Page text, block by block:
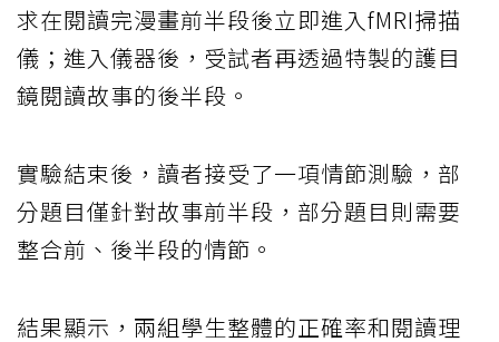
求在閱讀完漫畫前半段後立即進入fMRI掃描
儀；進入儀器後，受試者再透過特製的護目
鏡閱讀故事的後半段。
實驗結束後，讀者接受了一項情節測驗，部
分題目僅針對故事前半段，部分題目則需要
整合前、後半段的情節。
結果顯示，兩組學生整體的正確率和閱讀理